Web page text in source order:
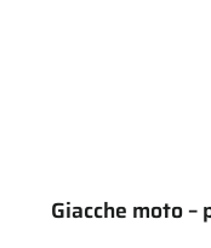
Giacche moto